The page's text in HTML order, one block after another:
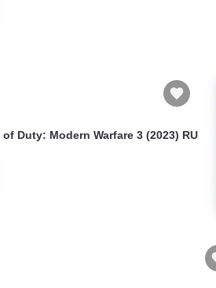
Duty: Modern Warfare 3 (2023) RU